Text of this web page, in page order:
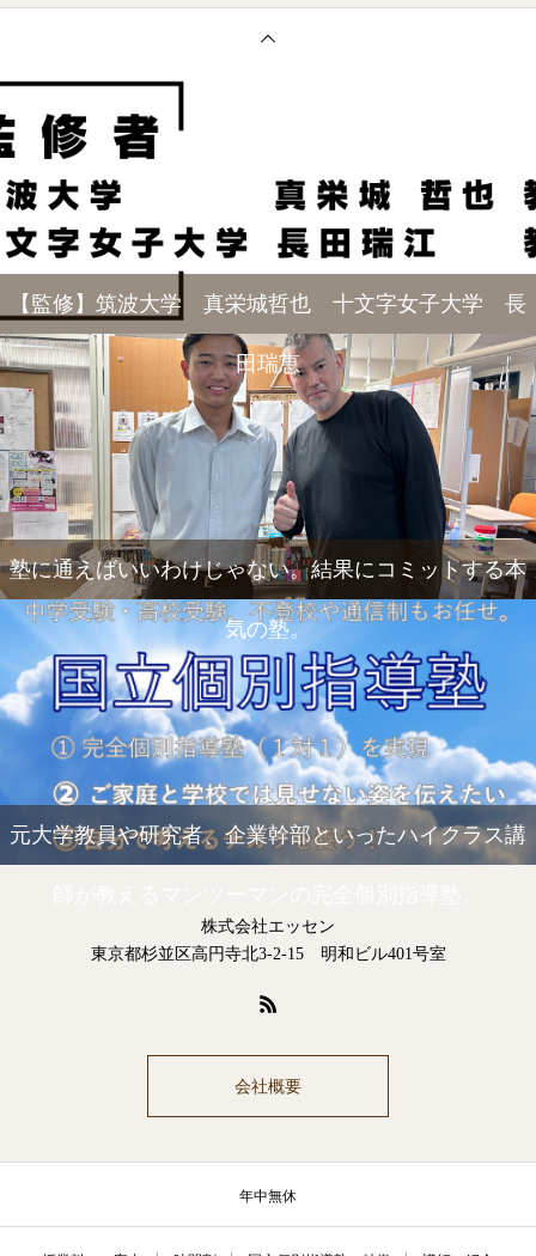
【監修】筑波大学 真栄城哲也 十文字女子大学 長
田瑞恵
塾に通えばいいわけじゃない。結果にコミットする本
気の塾。
元大学教員や研究者、企業幹部といったハイクラス講
株式会社エッセン
東京都杉並区高円寺北3-2-15 明和ビル401号室
会社概要
年中無休